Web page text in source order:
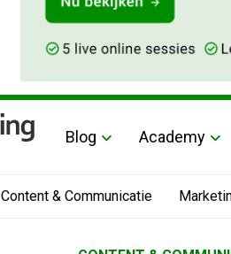
Blog Academy
Content & Communicatie